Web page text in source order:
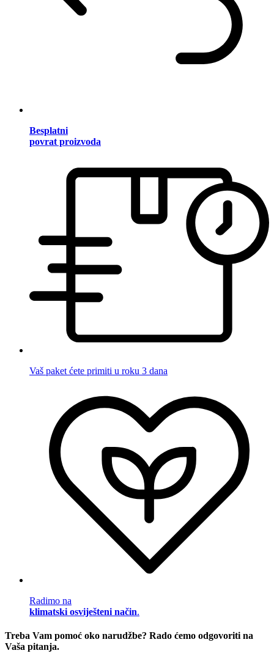
Besplatni
povrat proizvoda
Vaš paket ćete primiti u roku 3 dana
Radimo na
klimatski osviješteni način.
Treba Vam pomoć oko narudžbe? Rado ćemo odgovoriti na
Vaša pitanja.